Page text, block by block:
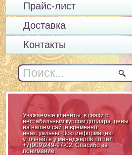
Прайс-лист
Доставка
Контакты
Уважаемые клиенты, в связи с
нестабильным курсом доллара, цены
на нашем сайте временно
неактуальны. Всю информацию
уточняйте у менеджеров по тел:
+7(909)249-97-02. Спасибо за
понимание.